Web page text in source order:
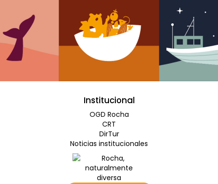
Institucional
OGD Rocha
CRT
DirTur
Noticias institucionales